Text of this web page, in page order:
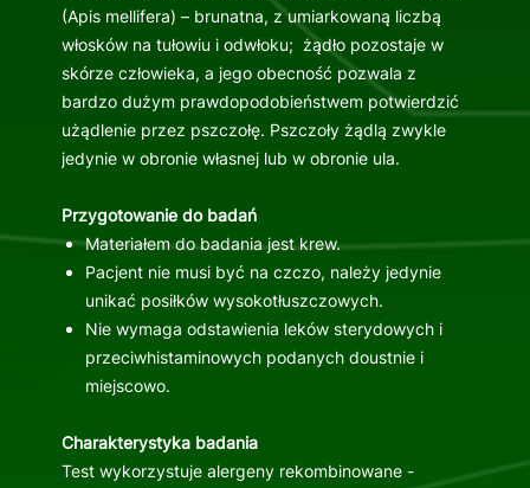
(Apis mellifera) – brunatna, z umiarkowaną liczbą
włosków na tułowiu i odwłoku; żądło pozostaje w
skórze człowieka, a jego obecność pozwala z
bardzo dużym prawdopodobieństwem potwierdzić
użądlenie przez pszczołę. Pszczoły żądlą zwykle
jedynie w obronie własnej lub w obronie ula.
Przygotowanie do badań
Materiałem do badania jest krew.
Pacjent nie musi być na czczo, należy jedynie
unikać posiłków wysokotłuszczowych.
Nie wymaga odstawienia leków sterydowych i
przeciwhistaminowych podanych doustnie i
miejscowo.
Charakterystyka badania
Test wykorzystuje alergeny rekombinowane -